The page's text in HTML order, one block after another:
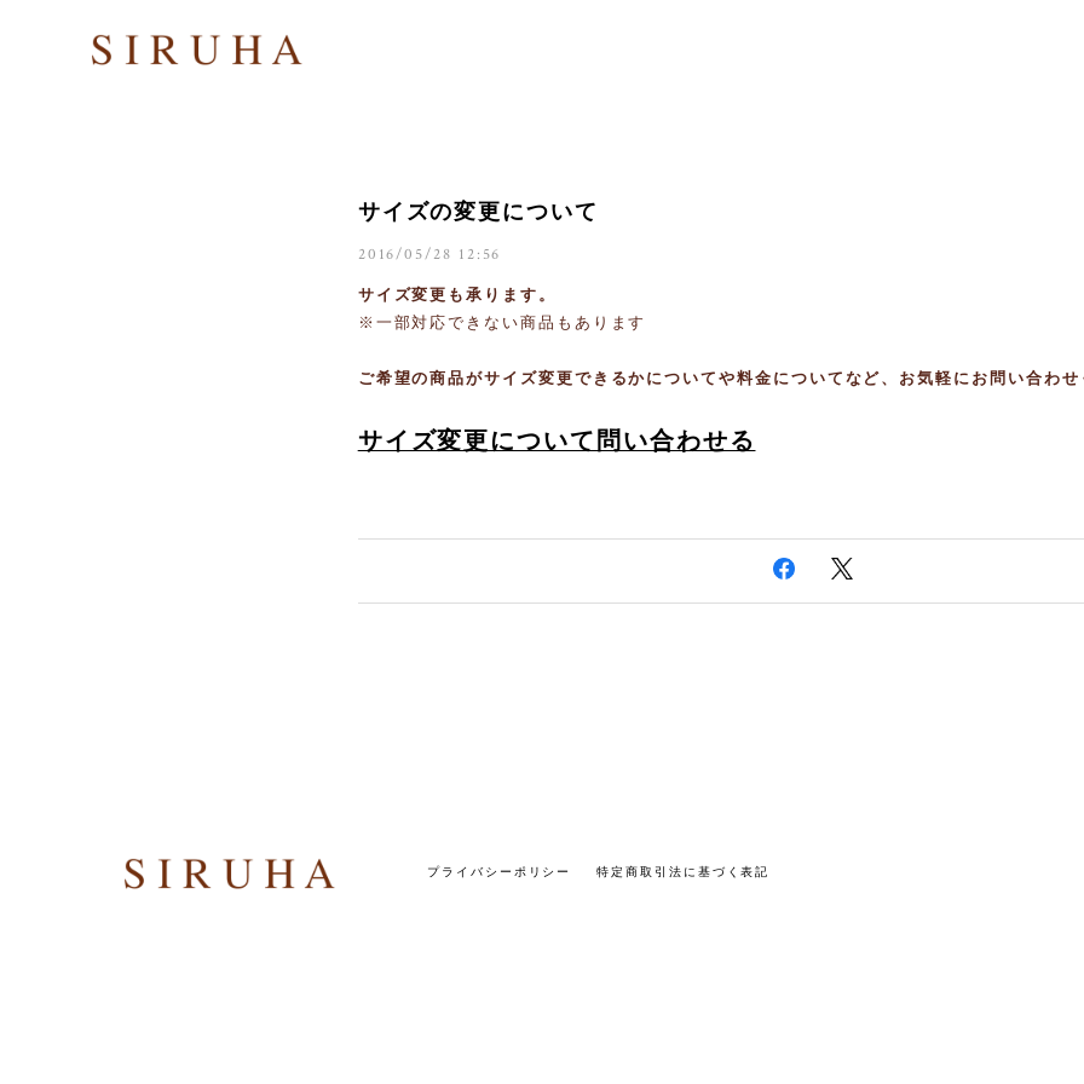
サイズの変更について
2016/05/28 12:56
サイズ変更も承ります。
※一部対応できない商品もあります
ご希望の商品がサイズ変更できるかについてや料金についてなど、お気軽にお問い合わせ
サイズ変更について問い合わせる
プライバシーポリシー 特定商取引法に基づく表記